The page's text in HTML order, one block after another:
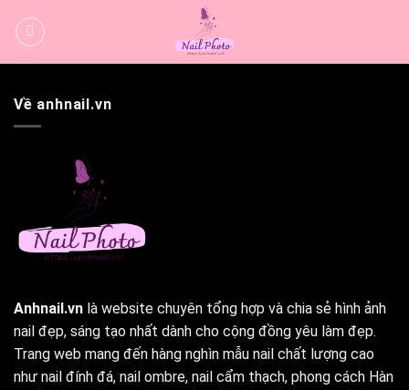
qua
Về anhnail.vn
Anhnail.vn là website chuyên tổng hợp và chia sẻ hình ảnh
nail đẹp, sáng tạo nhất dành cho cộng đồng yêu làm đẹp.
Trang web mang đến hàng nghìn mẫu nail chất lượng cao
như nail đính đá, nail ombre, nail cẩm thạch, phong cách Hàn